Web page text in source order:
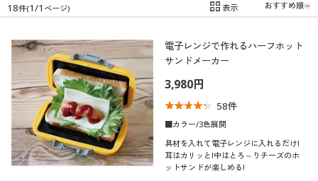
メンズ下着
ジュニア・ティーンズ下着
メンズファッション
メンズ下着
家電・雑貨すべて
家電
キッチン・雑貨・日用品
寝具・インテリア・家具
寝具・インテリア・家具通販すべて
家具・収納
寝具・ベッド
美容・健康
美容・健康通販すべて
美容・健康・サプリメント
制服・スクール
制服・スクールすべて
大きいサイズ
在庫 在庫のある商品のみ表示
カテゴリ
口コミ
(5)
18件(1/1 ページ) 表示
電子レンジで作れるハーフホット
サンドメーカー
3,980円
58件
■カラー/3色展開
具材を入れて電子レンジに入れるだけ!
耳はカリッと!中はとろ～りチーズのホ
ットサンドが楽しめる!